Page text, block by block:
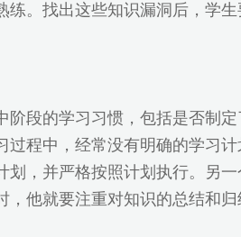
。找出这些知识漏洞后，学
段的学习习惯，包括是否制
程中，经常没有明确的学习
，并严格按照计划执行。另
他就要注重对知识的总结和